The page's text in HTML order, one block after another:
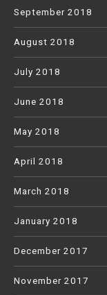
September 2018
August 2018
July 2018
June 2018
May 2018
April 2018
March 2018
January 2018
December 2017
November 2017